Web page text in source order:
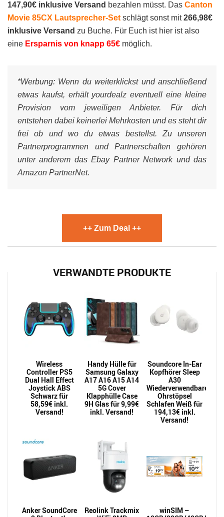
147,90€ inklusive Versand bezahlen müsst. Das Canton
Movie 85CX Lautsprecher-Set schlägt sonst mit266,98€
inklusive Versand zu Buche. Für Euch ist hier ist also
eine Ersparnis von knapp 65€ möglich.
*Werbung: Wenn du weiterklickst und anschließend
etwas kaufst, erhält yourdealz eventuell eine kleine
Provision vom jeweiligen Anbieter. Für dich
entstehen dabei keinerlei Mehrkosten und es steht dir
frei ob und wo du etwas bestellst. Zu unseren
Partnerprogrammen und Partnerschaften gehören
unter anderem das Ebay Partner Network und das
Amazon PartnerNet.
++ Zum Deal ++
VERWANDTE PRODUKTE
Wireless
Controller PS5
Dual Hall Effect
Joystick ABS
Schwarz für
58,59€ inkl.
Versand!
Handy Hülle für
Samsung Galaxy
A17 A16 A15 A14
5G Cover
Klapphülle Case
9H Glas für 9,99€
inkl. Versand!
Soundcore In-Ear
Kopfhörer Sleep
A30
Wiederverwendbarer
Ohrstöpsel
Schlafen Weiß für
194,13€ inkl.
Versand!
Anker SoundCore
Reolink Trackmix
winSIM –